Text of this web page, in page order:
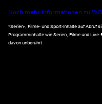
Noch mehr Informationen zu
*Serien-, Filme- und Sport-Inhalte auf Abruf
Programminhalte wie Serien, Filme und
davon unberührt.